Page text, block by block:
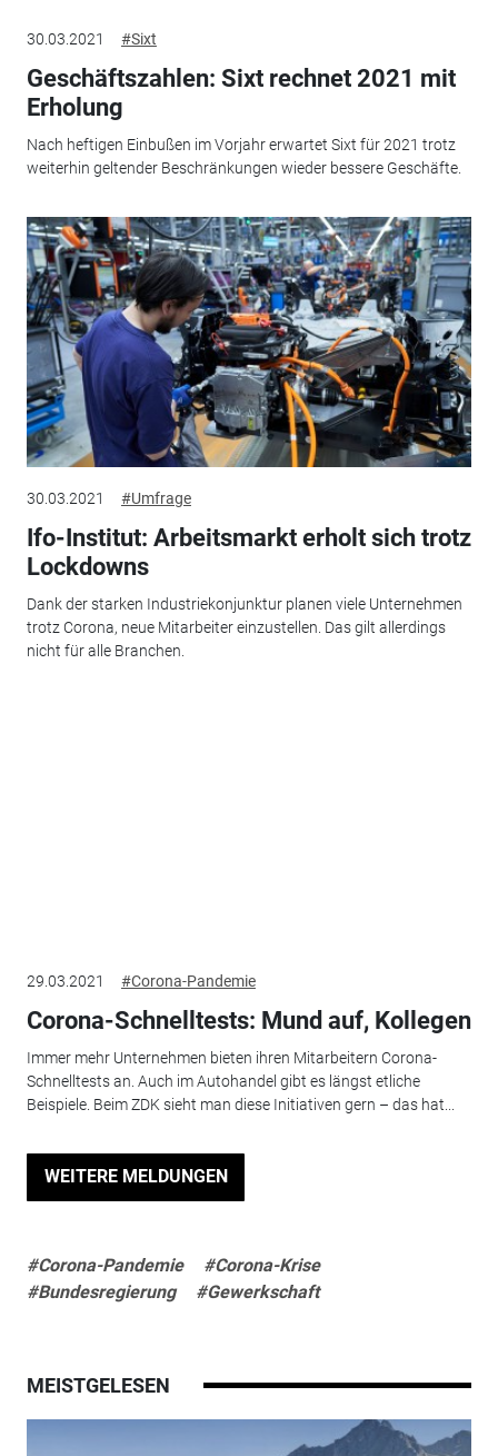
30.03.2021 #Sixt
Geschäftszahlen: Sixt rechnet 2021 mit
Erholung
Nach heftigen Einbußen im Vorjahr erwartet Sixt für 2021 trotz
weiterhin geltender Beschränkungen wieder bessere Geschäfte.
30.03.2021 #Umfrage
Ifo-Institut: Arbeitsmarkt erholt sich trotz
Lockdowns
Dank der starken Industriekonjunktur planen viele Unternehmen
trotz Corona, neue Mitarbeiter einzustellen. Das gilt allerdings
nicht für alle Branchen.
29.03.2021 #Corona-Pandemie
Corona-Schnelltests: Mund auf, Kollegen
Immer mehr Unternehmen bieten ihren Mitarbeitern Corona-
Schnelltests an. Auch im Autohandel gibt es längst etliche
Beispiele. Beim ZDK sieht man diese Initiativen gern – das hat...
WEITERE MELDUNGEN
#Corona-Pandemie
#Corona-Krise
#Bundesregierung
#Gewerkschaft
MEISTGELESEN